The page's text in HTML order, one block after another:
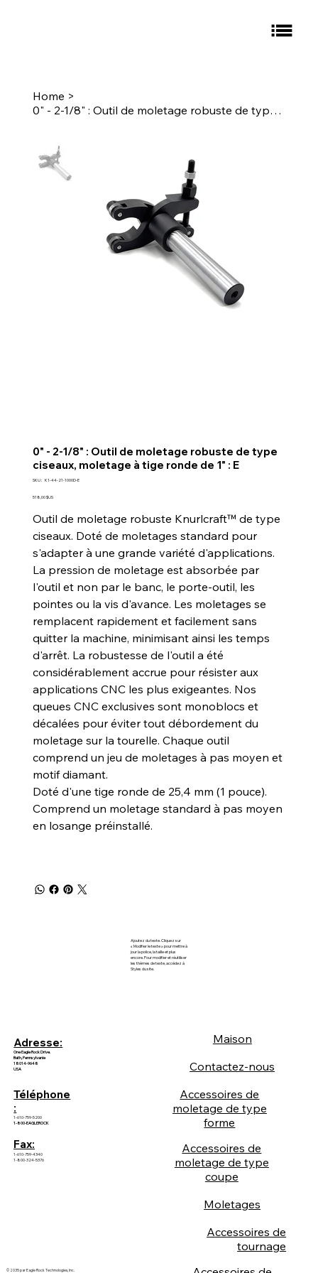
Home >
0" - 2-1/8" : Outil de moletage robuste de type ciseaux, moletage à tige ronde de 1" : E
0" - 2-1/8" : Outil de moletage robuste de type
ciseaux, moletage à tige ronde de 1" : E
SKU : SKU
44-
E
K1-44-21-1000D-E
Prix
518,00 $US
Outil de moletage robuste Knurlcraft™ de type
ciseaux. Doté de moletages standard pour
s'adapter à une grande variété d'applications.
La pression de moletage est absorbée par
l'outil et non par le banc, le porte-outil, les
pointes ou la vis d'avance. Les moletages se
remplacent rapidement et facilement sans
quitter la machine, minimisant ainsi les temps
d'arrêt. La robustesse de l'outil a été
considérablement accrue pour résister aux
applications CNC les plus exigeantes. Nos
queues CNC exclusives sont monoblocs et
décalées pour éviter tout débordement du
moletage sur la tourelle. Chaque outil
comprend un jeu de moletages à pas moyen et
motif diamant.
Doté d'une tige ronde de 25,4 mm (1 pouce).
Comprend un moletage standard à pas moyen
en losange préinstallé.
Ajoutez du texte. Cliquez sur
« Modifier le texte » pour mettre à
jour la police, la taille et plus
encore. Pour modifier et réutiliser
les thèmes de texte, accédez à
Styles du site.
Adresse:
One Eagle Rock Drive.
Bath, Pennsylvanie
18014-9648
USA
Téléphone
:
1-610-759-5200
1-800-EAGLEROCK
Fax:
1-610-759-4340
1-800-324-5376
© 2035 par Eagle Rock Technologies, Inc.
Maison
Contactez-nous
Accessoires de
moletage de type
forme
Accessoires de
moletage de type
coupe
Moletages
Accessoires de
tournage